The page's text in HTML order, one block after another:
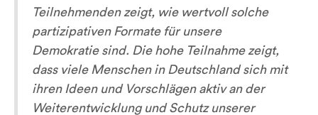
Teilnehmenden zeigt, wie wertvoll solche
partizipativen Formate für unsere
Demokratie sind. Die hohe Teilnahme zeigt,
dass viele Menschen in Deutschland sich mit
ihren Ideen und Vorschlägen aktiv an der
Weiterentwicklung und Schutz unserer